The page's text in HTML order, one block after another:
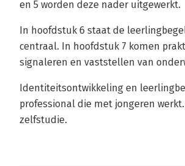
en 5 worden deze nader uitgewerkt.
In hoofdstuk 6 staat de
centraal. In hoofdstuk 7 komen
signaleren en vaststellen van
Identiteitsontwikkeling en
professional die met jongeren
zelfstudie.